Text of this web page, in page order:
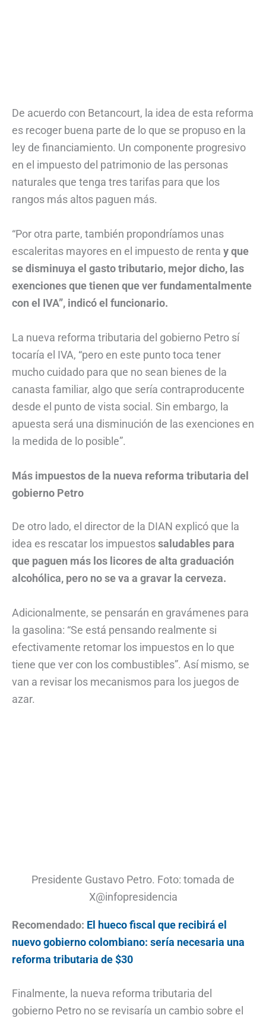
De acuerdo con Betancourt, la idea de esta reforma
es recoger buena parte de lo que se propuso en la
ley de financiamiento. Un componente progresivo
en el impuesto del patrimonio de las personas
naturales que tenga tres tarifas para que los
rangos más altos paguen más.
“Por otra parte, también propondríamos unas
escaleritas mayores en el impuesto de renta y que
se disminuya el gasto tributario, mejor dicho, las
exenciones que tienen que ver fundamentalmente
con el IVA”, indicó el funcionario.
La nueva reforma tributaria del gobierno Petro sí
tocaría el IVA, “pero en este punto toca tener
mucho cuidado para que no sean bienes de la
canasta familiar, algo que sería contraproducente
desde el punto de vista social. Sin embargo, la
apuesta será una disminución de las exenciones en
la medida de lo posible”.
Más impuestos de la nueva reforma tributaria del
gobierno Petro
De otro lado, el director de la DIAN explicó que la
idea es rescatar los impuestossaludables para
que paguen más los licores de alta graduación
alcohólica, pero no se va a gravar la cerveza.
Adicionalmente, se pensarán en gravámenes para
la gasolina: “Se está pensando realmente si
efectivamente retomar los impuestos en lo que
tiene que ver con los combustibles”. Así mismo, se
van a revisar los mecanismos para los juegos de
azar.
Presidente Gustavo Petro. Foto: tomada de
X@infopresidencia
Recomendado: El hueco fiscal que recibirá el
nuevo gobierno colombiano: sería necesaria una
reforma tributaria de $30
Finalmente, la nueva reforma tributaria del
gobierno Petro no se revisaría un cambio sobre el